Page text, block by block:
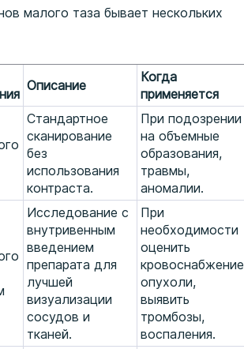
малого таза бывает нескольких
Описание
Когда
применяется
Стандартное
сканирование
без
использования
контраста.
При подозрении
на объемные
образования,
травмы,
аномалии.
Исследование с
внутривенным
введением
препарата для
лучшей
визуализации
сосудов и
тканей.
При
необходимости
оценить
кровоснабжение
опухоли,
выявить
тромбозы,
воспаления.